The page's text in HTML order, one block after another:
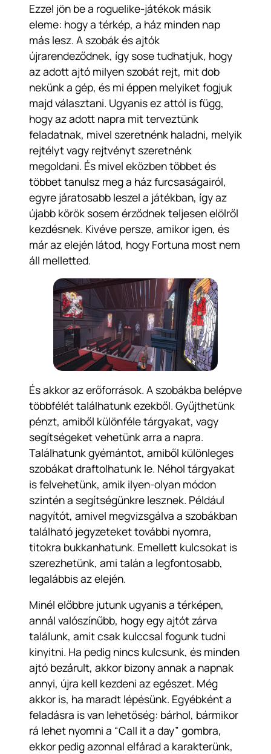
Ezzel jön be a roguelike-játékok másik
eleme: hogy a térkép, a ház minden nap
más lesz. A szobák és ajtók
újrarendeződnek, így sose tudhatjuk, hogy
az adott ajtó milyen szobát rejt, mit dob
nekünk a gép, és mi éppen melyiket fogjuk
majd választani. Ugyanis ez attól is függ,
hogy az adott napra mit terveztünk
feladatnak, mivel szeretnénk haladni, melyik
rejtélyt vagy rejtvényt szeretnénk
megoldani. És mivel eközben többet és
többet tanulsz meg a ház furcsaságairól,
egyre járatosabb leszel a játékban, így az
újabb körök sosem érződnek teljesen elölről
kezdésnek. Kivéve persze, amikor igen, és
már az elején látod, hogy Fortuna most nem
áll melletted.
És akkor az erőforrások. A szobákba belépve
többfélét találhatunk ezekből. Gyűjthetünk
pénzt, amiből különféle tárgyakat, vagy
segítségeket vehetünk arra a napra.
Találhatunk gyémántot, amiből különleges
szobákat draftolhatunk le. Néhol tárgyakat
is felvehetünk, amik ilyen-olyan módon
szintén a segítségünkre lesznek. Például
nagyítót, amivel megvizsgálva a szobákban
található jegyzeteket további nyomra,
titokra bukkanhatunk. Emellett kulcsokat is
szerezhetünk, ami talán a legfontosabb,
legalábbis az elején.
Minél előbbre jutunk ugyanis a térképen,
annál valószínűbb, hogy egy ajtót zárva
találunk, amit csak kulccsal fogunk tudni
kinyitni. Ha pedig nincs kulcsunk, és minden
ajtó bezárult, akkor bizony annak a napnak
annyi, újra kell kezdeni az egészet. Még
akkor is, ha maradt lépésünk. Egyébként a
feladásra is van lehetőség: bárhol, bármikor
rá lehet nyomni a “Call it a day” gombra,
ekkor pedig azonnal elfárad a karakterünk,